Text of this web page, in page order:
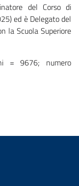
del Corso di
ed è Delegato del
la Scuola Superiore
= 9676; numero